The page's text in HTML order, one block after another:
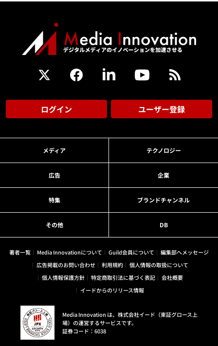
ログイン ユーザー登録
メディア テクノロジー
広告 企業
特集 ブランドチャンネル
その他 DB
著者一覧 Media Innovationについて Guild会員について
編集部へメッセージ
広告掲載のお問い合わせ
利用規約
個人情報の取扱について
個人情報保護方針
特定商取引法に基づく表記
会社概要
イードからのリリース情報
Media Innovation は、株式会社イード（東証グロース上
場）の運営するサービスです。
証券コード：6038